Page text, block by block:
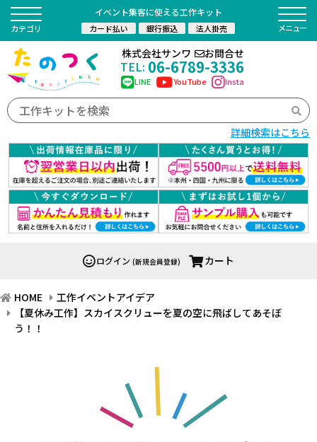
イベント集客に使える工作キット
カード払い 銀行振込 法人掛売
詳細検索はこちら
株式会社サンワ お問合せ
TEL: 06-6789-3336
LINE YouTube Insta
カテゴリ
ログイン (新規会員登録) カート
HOME
工作イベントアイデア
【夏休み工作】スカイスクリューを夏の空に飛ばしてあそぼ
う！！